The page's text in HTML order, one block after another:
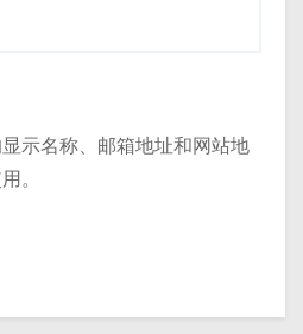
示名称、邮箱地址和网站地
。